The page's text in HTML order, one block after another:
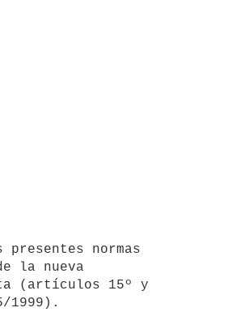
la nueva
(artículos 15º y